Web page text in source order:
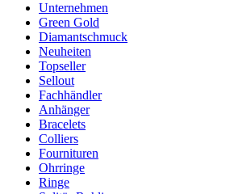
Unternehmen
Green Gold
Diamantschmuck
Neuheiten
Topseller
Sellout
Fachhändler
Anhänger
Bracelets
Colliers
Fournituren
Ohrringe
Ringe